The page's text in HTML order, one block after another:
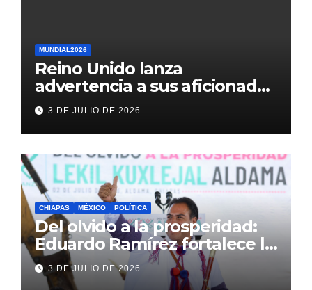
MUNDIAL2026
Reino Unido lanza
advertencia a sus aficionados
antes del México vs
Inglaterra en el Mundial 2026
3 DE JULIO DE 2026
CHIAPAS MÉXICO POLÍTICA
Del olvido a la prosperidad:
Eduardo Ramírez fortalece la
transformación de Aldama
con inversión histórica
3 DE JULIO DE 2026